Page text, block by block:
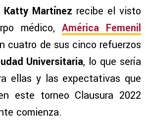
Katty Martínez recibe el visto
médico, América Femenil
cuatro de sus cinco refuerzos
Universitaria, lo que sería
ellas y las expectativas que
este torneo Clausura 2022
comienza.